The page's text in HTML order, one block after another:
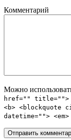
Комментарий
Можно
href="" title="">
<b> <blockquote
datetime="">